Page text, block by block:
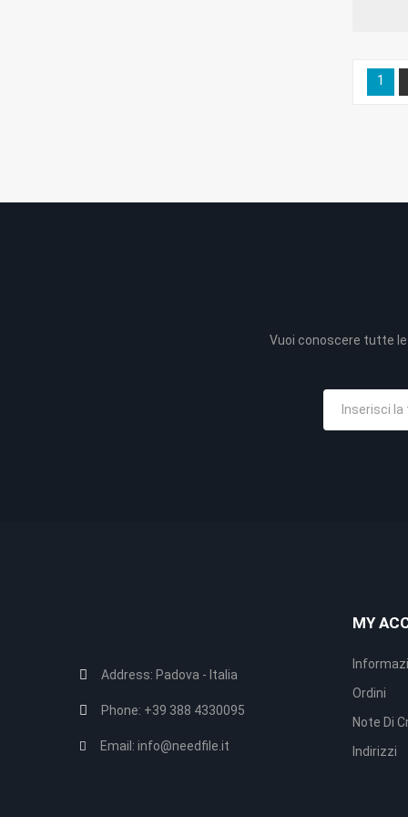
1
Vuoi conoscere tutte
Address: Padova - Italia
Phone: +39 388 4330095
Email: info@needfile.it
MY
Ordini
Note Di
Indirizzi